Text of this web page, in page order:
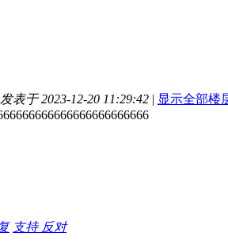
发表于 2023-12-20 11:29:42 | 显示全部楼
支持 反对